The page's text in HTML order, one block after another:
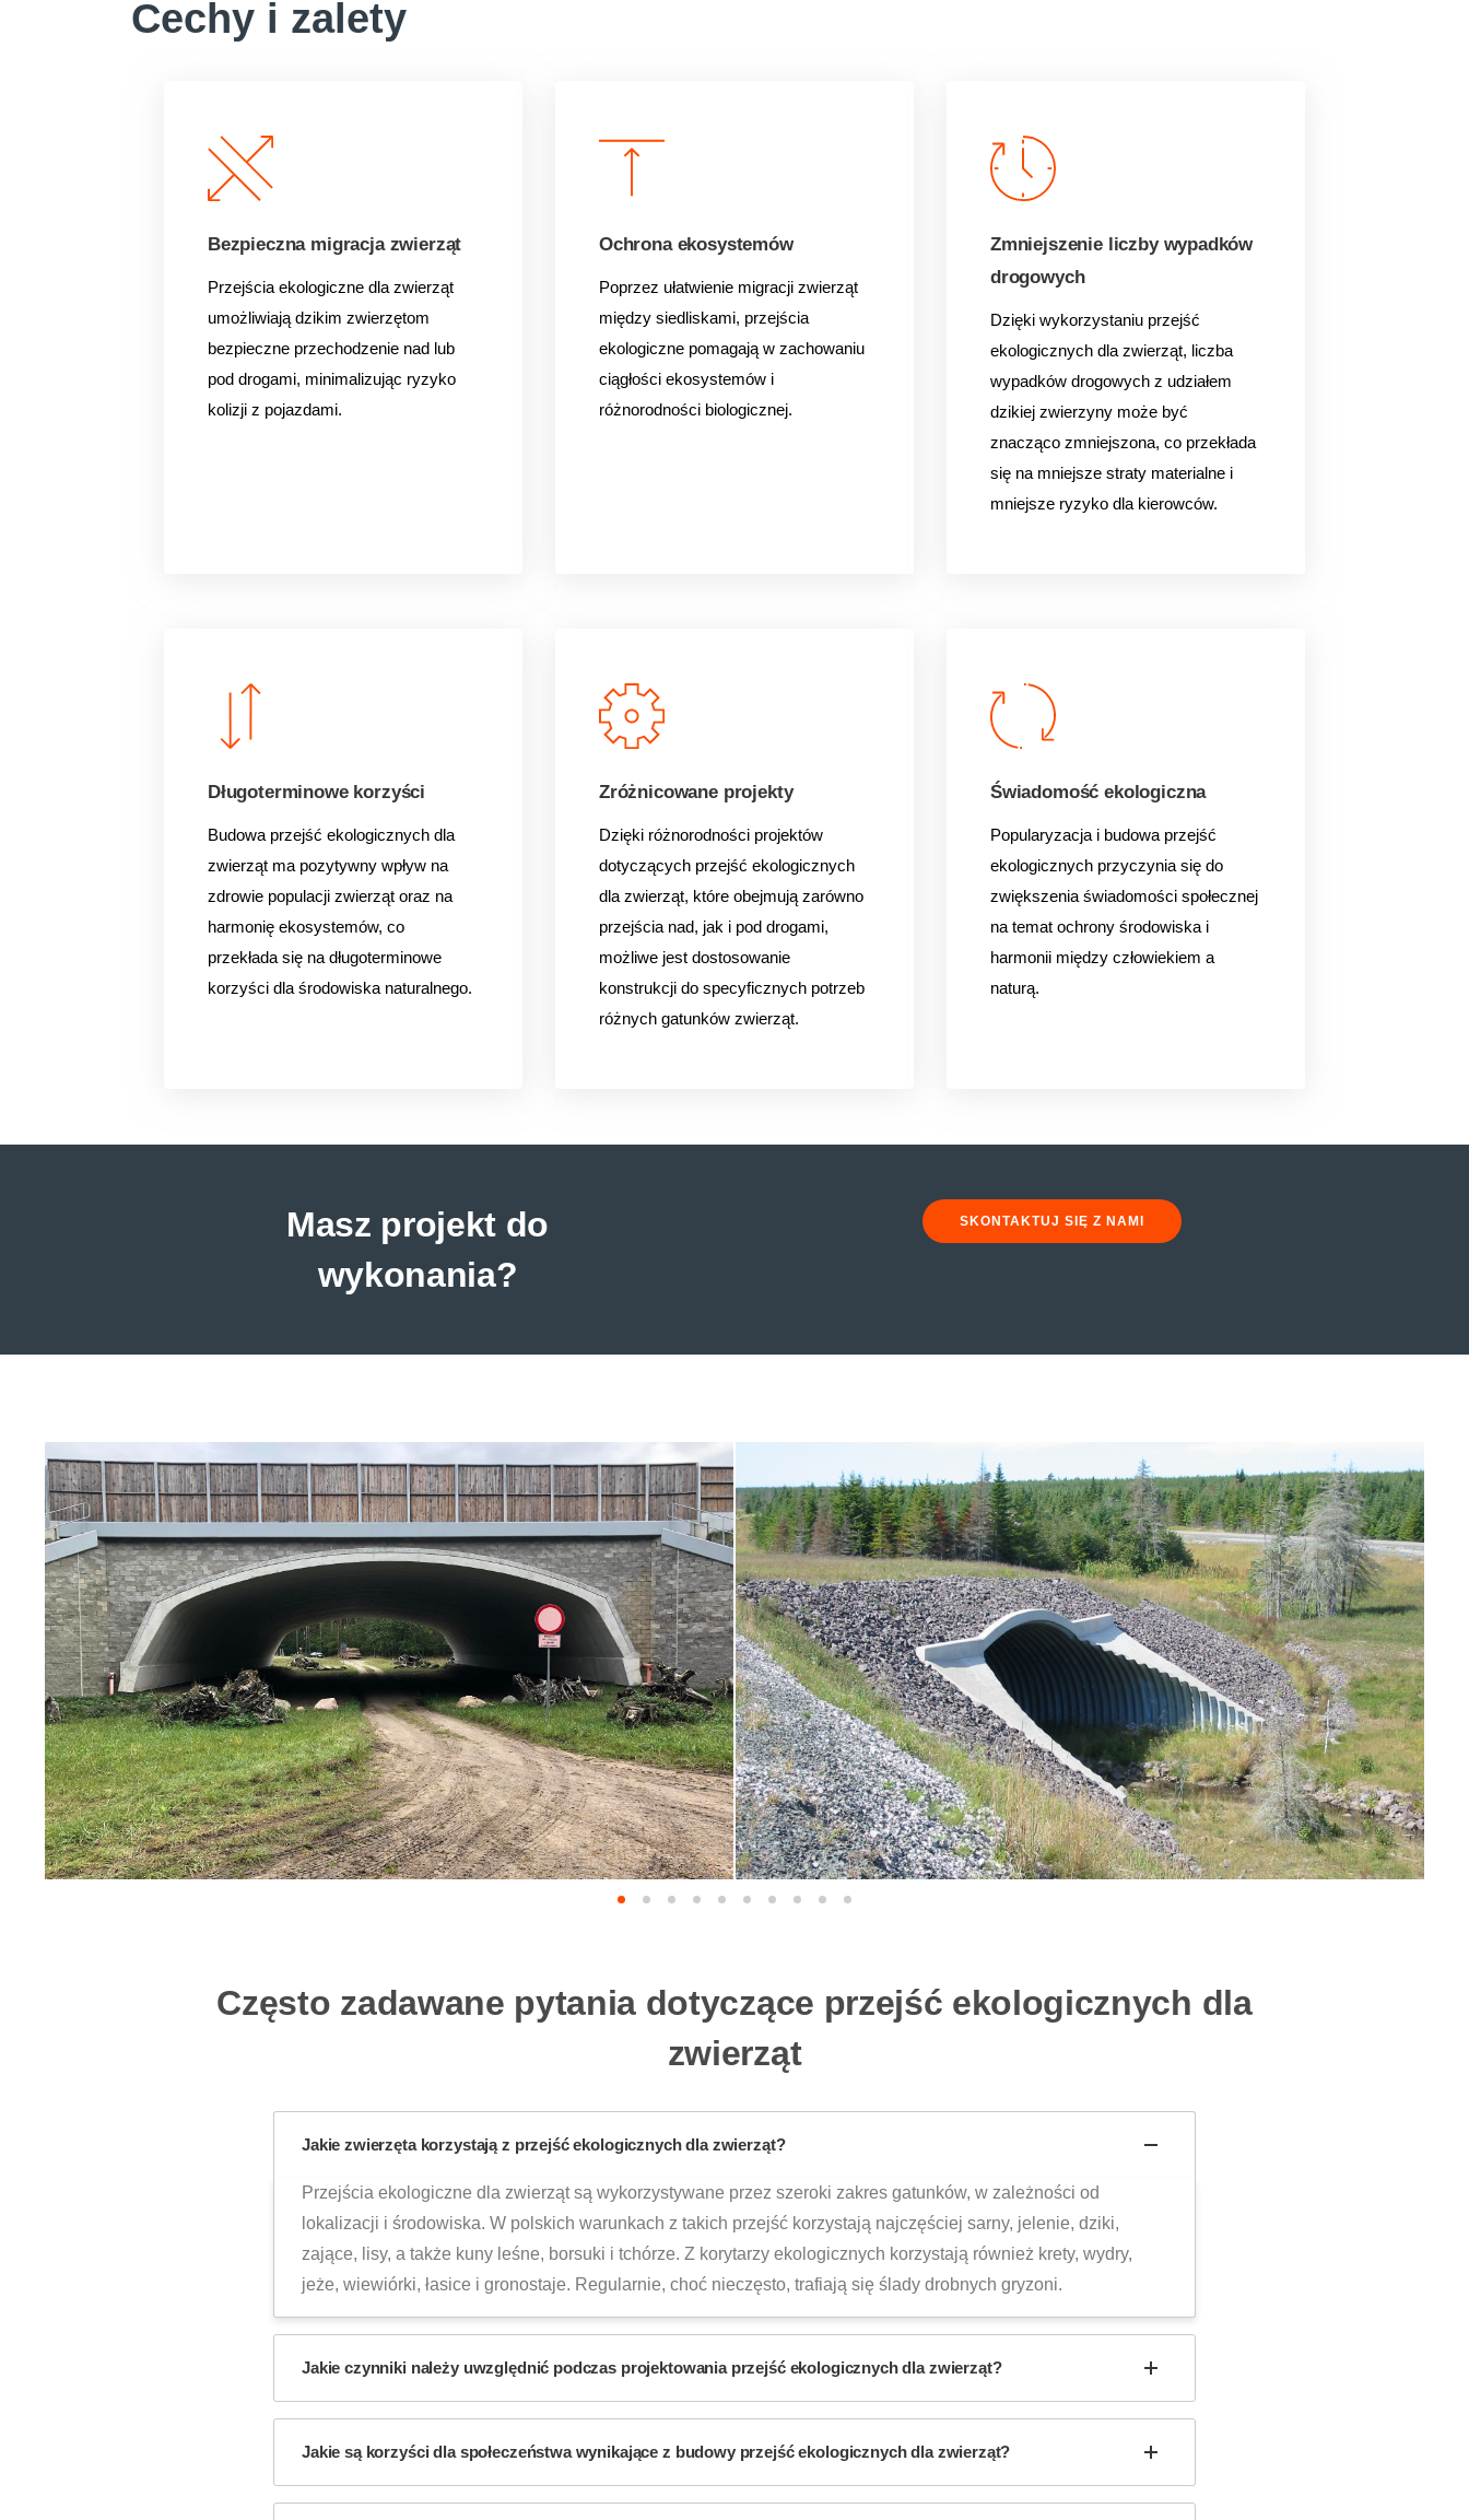
Cechy i zalety
Bezpieczna migracja zwierząt
Przejścia ekologiczne dla zwierząt
umożliwiają dzikim zwierzętom
bezpieczne przechodzenie nad lub
pod drogami, minimalizując ryzyko
kolizji z pojazdami.
Ochrona ekosystemów
Poprzez ułatwienie migracji zwierząt
między siedliskami, przejścia
ekologiczne pomagają w zachowaniu
ciągłości ekosystemów i
różnorodności biologicznej.
Zmniejszenie liczby wypadków
drogowych
Dzięki wykorzystaniu przejść
ekologicznych dla zwierząt, liczba
wypadków drogowych z udziałem
dzikiej zwierzyny może być
znacząco zmniejszona, co przekłada
się na mniejsze straty materialne i
mniejsze ryzyko dla kierowców.
Długoterminowe korzyści
Budowa przejść ekologicznych dla
zwierząt ma pozytywny wpływ na
zdrowie populacji zwierząt oraz na
harmonię ekosystemów, co
przekłada się na długoterminowe
korzyści dla środowiska naturalnego.
Zróżnicowane projekty
Dzięki różnorodności projektów
dotyczących przejść ekologicznych
dla zwierząt, które obejmują zarówno
przejścia nad, jak i pod drogami,
możliwe jest dostosowanie
konstrukcji do specyficznych potrzeb
różnych gatunków zwierząt.
Świadomość ekologiczna
Popularyzacja i budowa przejść
ekologicznych przyczynia się do
zwiększenia świadomości społecznej
na temat ochrony środowiska i
harmonii między człowiekiem a
naturą.
Masz projekt do
wykonania?
SKONTAKTUJ SIĘ Z NAMI
Często zadawane pytania dotyczące przejść ekologicznych dla
zwierząt
Jakie zwierzęta korzystają z przejść ekologicznych dla zwierząt?
Przejścia ekologiczne dla zwierząt są wykorzystywane przez szeroki zakres gatunków, w zależności od
lokalizacji i środowiska. W polskich warunkach z takich przejść korzystają najczęściej sarny, jelenie, dziki,
zające, lisy, a także kuny leśne, borsuki i tchórze. Z korytarzy ekologicznych korzystają również krety, wydry,
jeże, wiewiórki, łasice i gronostaje. Regularnie, choć nieczęsto, trafiają się ślady drobnych gryzoni.
Jakie czynniki należy uwzględnić podczas projektowania przejść ekologicznych dla zwierząt?
Jakie są korzyści dla społeczeństwa wynikające z budowy przejść ekologicznych dla zwierząt?